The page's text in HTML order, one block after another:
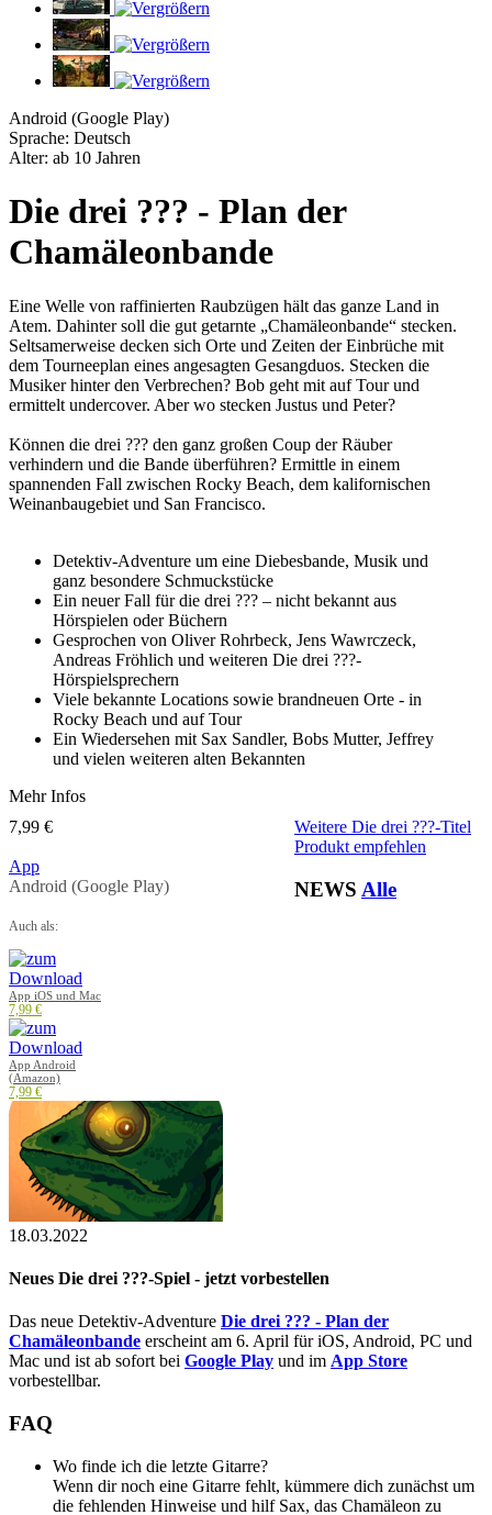
Android (Google Play)
Sprache: Deutsch
Alter: ab 10 Jahren
Die drei ??? - Plan der
Chamäleonbande
Eine Welle von raffinierten Raubzügen hält das ganze Land in
Atem. Dahinter soll die gut getarnte „Chamäleonbande“ stecken.
Seltsamerweise decken sich Orte und Zeiten der Einbrüche mit
dem Tourneeplan eines angesagten Gesangduos. Stecken die
Musiker hinter den Verbrechen? Bob geht mit auf Tour und
ermittelt undercover. Aber wo stecken Justus und Peter?
Können die drei ??? den ganz großen Coup der Räuber
verhindern und die Bande überführen? Ermittle in einem
spannenden Fall zwischen Rocky Beach, dem kalifornischen
Weinanbaugebiet und San Francisco.
Detektiv-Adventure um eine Diebesbande, Musik und
ganz besondere Schmuckstücke
Ein neuer Fall für die drei ??? – nicht bekannt aus
Hörspielen oder Büchern
Gesprochen von Oliver Rohrbeck, Jens Wawrczeck,
Andreas Fröhlich und weiteren Die drei ???-
Hörspielsprechern
Viele bekannte Locations sowie brandneuen Orte - in
Rocky Beach und auf Tour
Ein Wiedersehen mit Sax Sandler, Bobs Mutter, Jeffrey
und vielen weiteren alten Bekannten
Mehr Infos
7,99 €
App
Android (Google Play)
Auch als:
App iOS und Mac
7,99 €
App Android
(Amazon)
7,99 €
Weitere Die drei ???-Titel
Produkt empfehlen
NEWS Alle
18.03.2022
Neues Die drei ???-Spiel - jetzt vorbestellen
Das neue Detektiv-Adventure Die drei ??? - Plan der
Chamäleonbande erscheint am 6. April für iOS, Android, PC und
Mac und ist ab sofort bei Google Play und im App Store
vorbestellbar.
FAQ
Wo finde ich die letzte Gitarre?
Wenn dir noch eine Gitarre fehlt, kümmere dich zunächst um
die fehlenden Hinweise und hilf Sax, das Chamäleon zu